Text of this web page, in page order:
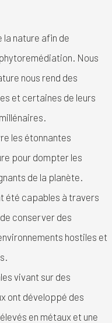
la nature afin de
Nous
nous rend des
et certaines de leurs
les étonnantes
pour dompter les
de la planète.
été capables à travers
conserver des
hostiles et
vivant sur des
ont développé des
en métaux et une